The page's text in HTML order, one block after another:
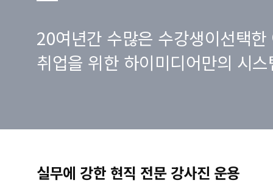
20여년간 수많은 수강생이선택한
취업을 위한 하이미디어만의 시
실무에 강한 현직 전문 강사진 운용